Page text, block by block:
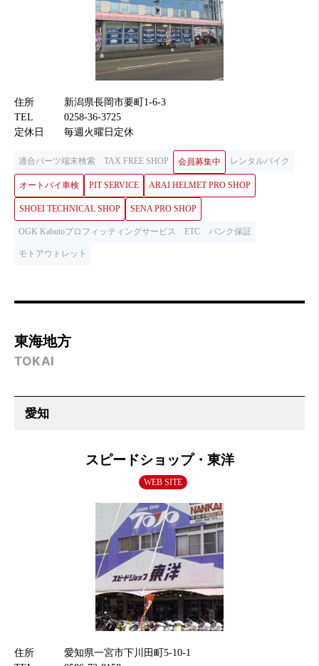
住所
新潟県長岡市要町1-6-3
TEL
0258-36-3725
定休日
毎週火曜日定休
適合パーツ端末検索 TAX FREE SHOP 会員募集中 レンタルバイク
オートバイ車検 PIT SERVICE ARAI HELMET PRO SHOP
SHOEI TECHNICAL SHOP SENA PRO SHOP
OGK Kabutoプロフィッティングサービス ETC パンク保証
モトアウトレット
東海地方
TOKAI
スピードショップ・東洋
WEB SITE
住所
愛知県一宮市下川田町5-10-1